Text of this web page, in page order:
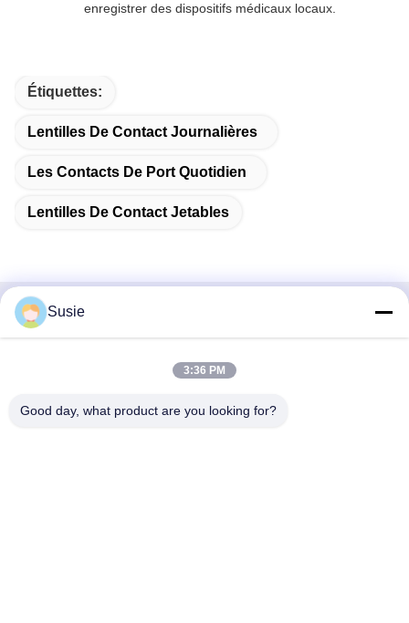
enregistrer des dispositifs médicaux locaux.
Étiquettes:
Lentilles De Contact Journalières
Les Contacts De Port Quotidien
Lentilles De Contact Jetables
Contactez rapidement
n° 789 rue Zhongyi 1, district de Yuhua, Changsha, Hunan,
Susie
3:36 PM
Good day, what product are you looking for?